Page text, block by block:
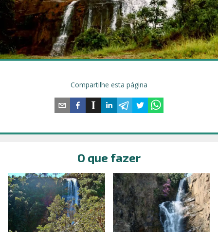
Compartilhe esta página
O que fazer